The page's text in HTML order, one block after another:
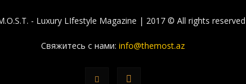
- Luxury LIfestyle Magazine | 2017 © All rights reserved
Свяжитесь с нами: info@themost.az